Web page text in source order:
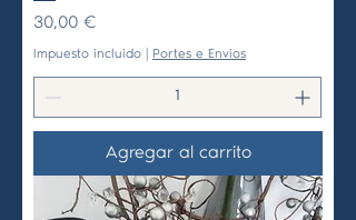
Precio
30,00 €
Impuesto incluido Portes e Envios
Agregar al carrito